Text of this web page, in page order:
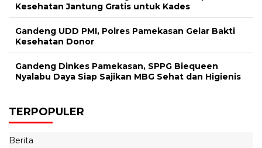
Kesehatan Jantung Gratis untuk Kades
Gandeng UDD PMI, Polres Pamekasan Gelar Bakti
Kesehatan Donor
Gandeng Dinkes Pamekasan, SPPG Biequeen
Nyalabu Daya Siap Sajikan MBG Sehat dan Higienis
TERPOPULER
Berita